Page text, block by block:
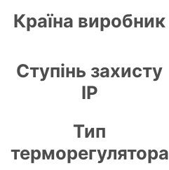
Країна виробник
Ступінь захисту
IP
Тип
терморегулятора